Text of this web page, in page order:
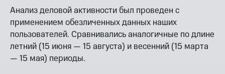
Анализ деловой активности был проведен с
применением обезличенных данных наших
пользователей. Сравнивались аналогичные по длине
летний (15 июня — 15 августа) и весенний (15 марта
— 15 мая) периоды.